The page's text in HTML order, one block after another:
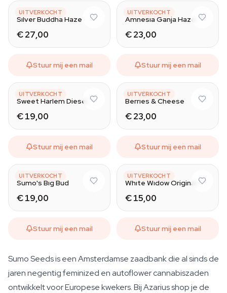
UITVERKOCHT
SUMO SEEDS
Silver Buddha Haze
€ 27,00
Stuur mij een mail
UITVERKOCHT
SUMO SEEDS
Amnesia Ganja Haze
€ 23,00
Stuur mij een mail
UITVERKOCHT
SUMO SEEDS
Sweet Harlem Diesel
€ 19,00
Stuur mij een mail
UITVERKOCHT
SUMO SEEDS
Berries & Cheese
€ 23,00
Stuur mij een mail
UITVERKOCHT
SUMO SEEDS
Sumo's Big Bud
€ 19,00
Stuur mij een mail
UITVERKOCHT
SUMO SEEDS
White Widow Original
€ 15,00
Stuur mij een mail
Sumo Seeds is een Amsterdamse zaadbank die al sinds de
jaren negentig feminized en autoflower cannabiszaden
ontwikkelt voor Europese kwekers. Bij Azarius shop je de